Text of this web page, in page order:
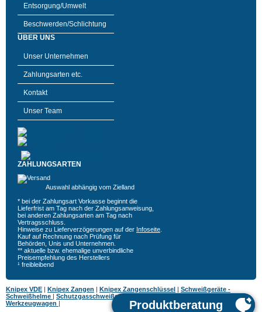
Entsorgung/Umwelt
Beschwerden/Schlichtung
ÜBER UNS
Unser Unternehmen
Zahlungsarten etc.
Kontakt
Unser Team
ZAHLUNGSARTEN
Auswahl abhängig vom Zielland
* bei der Zahlungsart Vorkasse beginnt die
Lieferfrist am Tag nach der Zahlungsanweisung,
bei anderen Zahlungsarten am Tag nach
Vertragsschluss.
Hinweise zu Lieferverzögerungen auf der Infoseite
Kauf auf Rechnung nach Prüfung für
Behörden, Unis und Unternehmen.
** aktuelle bzw. ehemalige unverbindliche
Preisempfehlung des Herstellers
¹ freibleibend
Knipex VDE | Knipex Zangen | Knipex Zangenschlüssel | Schweißgeräte -
Schweißhelme | Schutzgasschweißgeräte
Werkzeugwagen |